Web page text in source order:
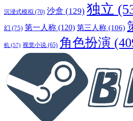
沉浸式模拟 (70) 沙盒 (129) 独立
幻 (75) 第一人称 (120) 第三人称 (106)
机 (57) 视觉小说 (65) 角色扮演